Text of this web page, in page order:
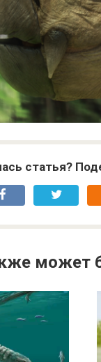
статья?
может